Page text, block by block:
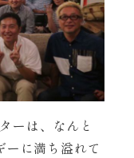
ーは、なんと
ーに満ち溢れて